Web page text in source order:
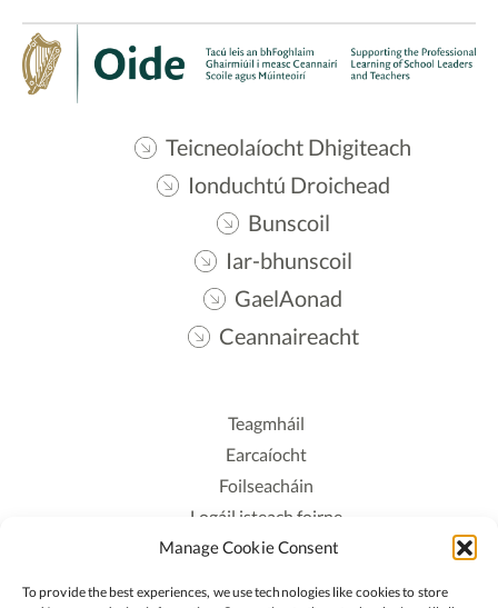
Manage Cookie Consent
To provide the best experiences, we use technologies like cookies to store
Teicneolaíocht Dhigiteach
Ionduchtú Droichead
Bunscoil
Iar-bhunscoil
GaelAonad
Ceannaireacht
Teagmháil
Earcaíocht
Foilseacháin
Logáil isteach foirne
Polasaí Príobháideachais